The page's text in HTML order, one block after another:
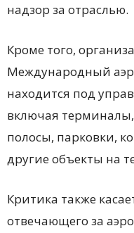
надзор за отраслью.
Кроме того,
Международный
находится под
включая
полосы, парковки,
другие объекты на
Критика также
отвечающего за